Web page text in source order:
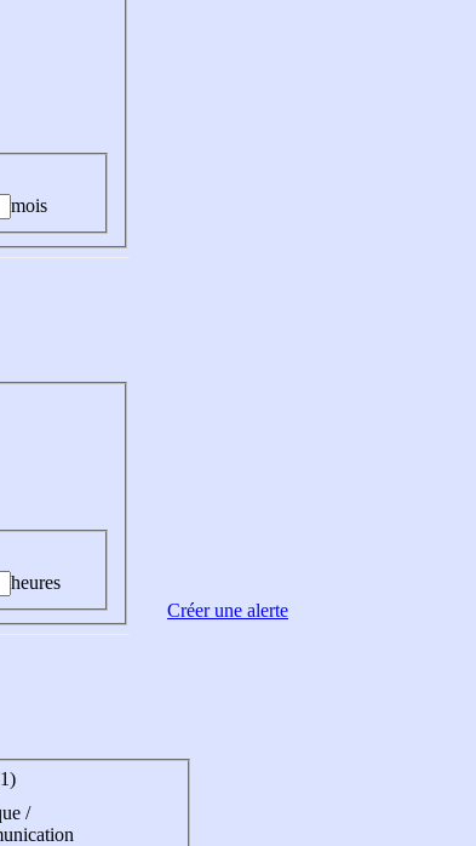
mois
heures
/
Créer une alerte